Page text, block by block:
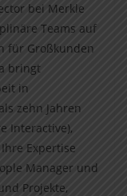
bei Merkle
Teams auf
für Großkunden
bringt
in
zehn Jahren
Interactive),
Expertise
Manager und
Projekte,